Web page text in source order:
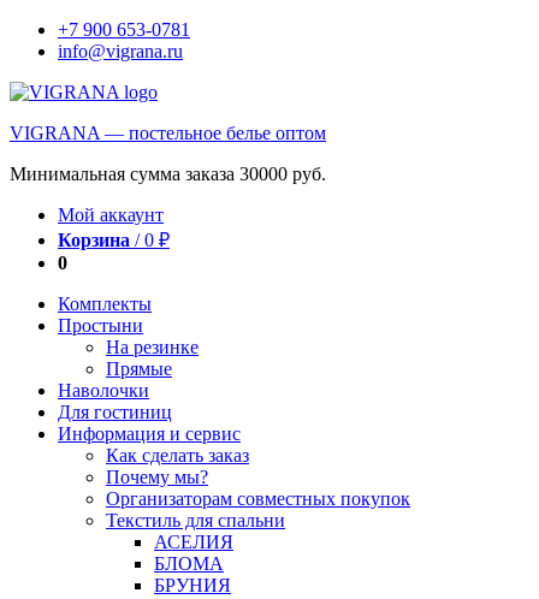
+7 900 653-0781
info@vigrana.ru
VIGRANA — постельное белье оптом
Минимальная сумма заказа 30000 руб.
Мой аккаунт
Корзина /0 ₽
0
Комплекты
Простыни
На резинке
Прямые
Наволочки
Для гостиниц
Информация и сервис
Как сделать заказ
Почему мы?
Организаторам совместных покупок
Текстиль для спальни
АСЕЛИЯ
БЛОМА
БРУНИЯ